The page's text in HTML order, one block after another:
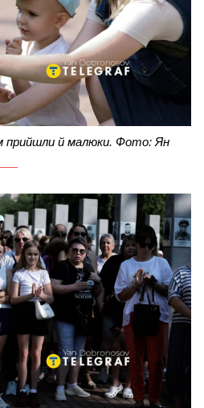
прийшли й малюки. Фото: Ян